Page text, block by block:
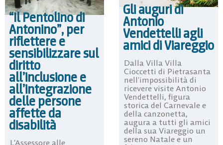
“Il Pentolino di
Antonino”, per
riflettere e
sensibilizzare sul
diritto
all’inclusione e
all’integrazione
delle persone
affette da
disabilità
L’Assessore alle
Gli auguri di
Antonio
Vendettelli agli
amici di Viareggio
Dalla Villa Villa
Cioccetti di Pietrasanta
nell’impossibilità di
ricevere visite Antonio
Vendettelli, figura
storica del Carnevale e
della canzonetta,
augura a tutti gli amici
della sua Viareggio un
sereno Natale e un